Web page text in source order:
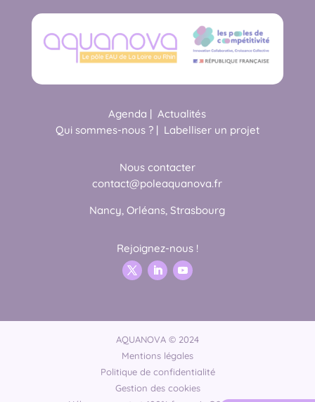
Agenda |Actualités
Qui sommes-nous ?| Labelliser un projet
Nous contacter
contact@poleaquanova.fr
Nancy, Orléans, Strasbourg
Rejoignez-nous !
AQUANOVA © 2024
Mentions légales
Politique de confidentialité
Gestion des cookies